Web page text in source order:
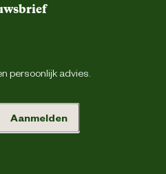
zich in het aquarium en zinken
ongevaarlijk voor
persoonlijk advies.
Aanmelden